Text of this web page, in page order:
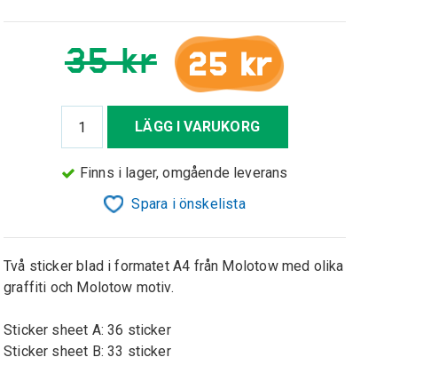
35 kr 25 kr
LÄGG I VARUKORG
Finns i lager, omgående leverans
Spara i önskelista
Två sticker blad i formatet A4 från Molotow med olika
graffiti och Molotow motiv.
Sticker sheet A: 36 sticker
Sticker sheet B: 33 sticker